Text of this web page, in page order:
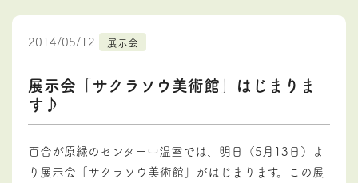
2014/05/12 展示会
展示会「サクラソウ美術館」はじまりま
す♪
百合が原緑のセンター中温室では、明日（5月13日）よ
り展示会「サクラソウ美術館」がはじまります。この展